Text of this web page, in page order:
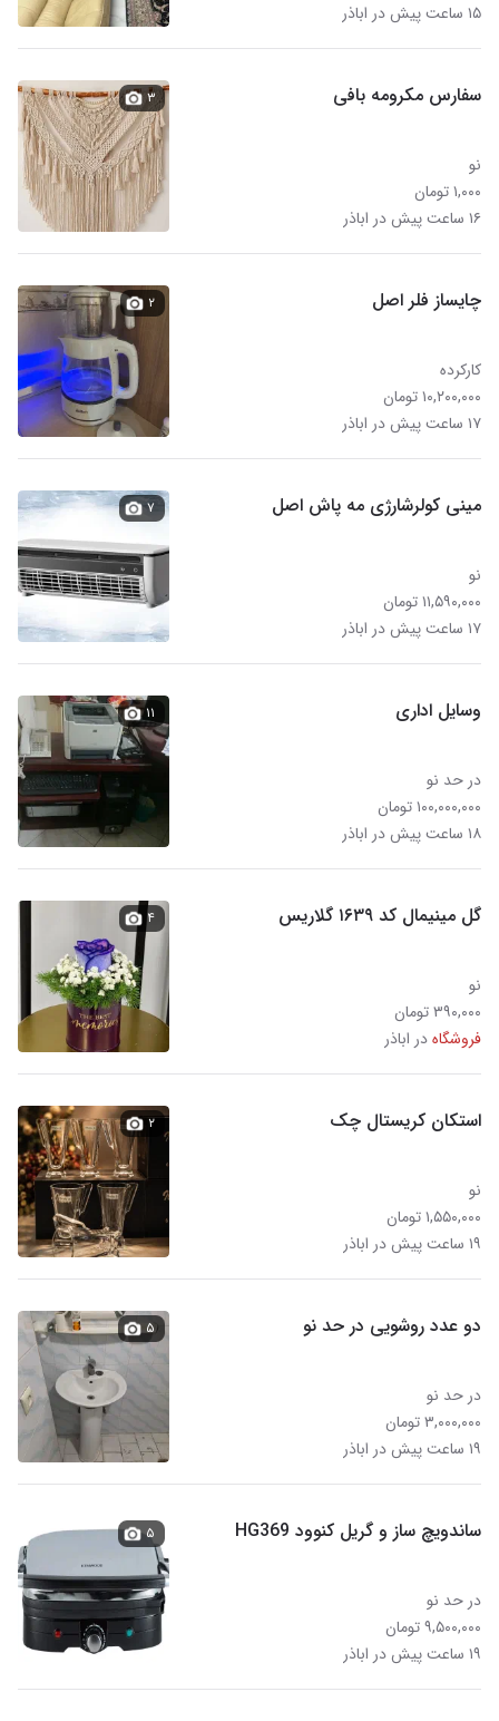
۱۵ ساعت پیش در اباذر
سفارس مکرومه بافی
نو
۱,۰۰۰ تومان
۱۶ ساعت پیش در اباذر
۳
چایساز فلر اصل
کارکرده
۱۰,۲۰۰,۰۰۰ تومان
۱۷ ساعت پیش در اباذر
۲
مینی کولرشارژی مه پاش اصل
نو
۱۱,۵۹۰,۰۰۰ تومان
۱۷ ساعت پیش در اباذر
۷
وسایل اداری
در حد نو
۱۰۰,۰۰۰,۰۰۰ تومان
۱۸ ساعت پیش در اباذر
۱۱
گل مینیمال کد ۱۶۳۹ گلاریس
نو
۳۹۰,۰۰۰ تومان
فروشگاهدر اباذر
۴
استکان کریستال چک
نو
۱,۵۵۰,۰۰۰ تومان
۱۹ ساعت پیش در اباذر
۲
دو عدد روشویی در حد نو
در حد نو
۳,۰۰۰,۰۰۰ تومان
۱۹ ساعت پیش در اباذر
۵
ساندویچ ساز و گریل کنوود HG369
در حد نو
۹,۵۰۰,۰۰۰ تومان
۱۹ ساعت پیش در اباذر
۵